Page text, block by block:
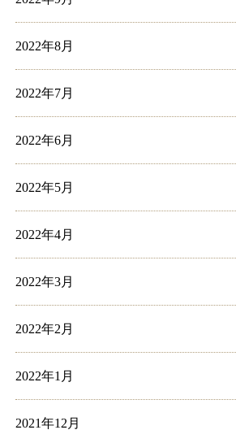
2022年8月
2022年7月
2022年6月
2022年5月
2022年4月
2022年3月
2022年2月
2022年1月
2021年12月